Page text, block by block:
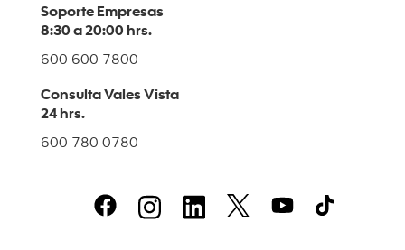
Soporte Empresas
8:30 a 20:00 hrs.
600 600 7800
Consulta Vales Vista
24 hrs.
600 780 0780